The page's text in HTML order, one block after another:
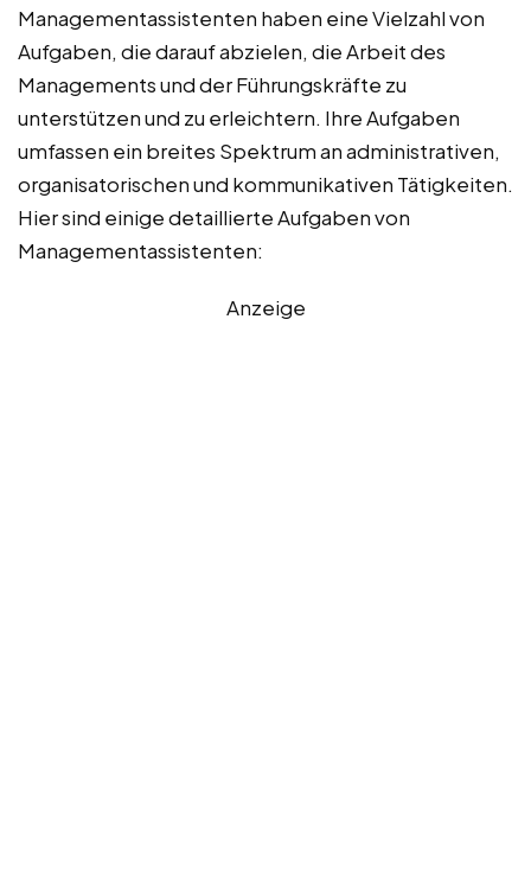
Managementassistenten haben eine Vielzahl von
Aufgaben, die darauf abzielen, die Arbeit des
Managements und der Führungskräfte zu
unterstützen und zu erleichtern. Ihre Aufgaben
umfassen ein breites Spektrum an administrativen,
organisatorischen und kommunikativen Tätigkeiten.
Hier sind einige detaillierte Aufgaben von
Managementassistenten:
Anzeige